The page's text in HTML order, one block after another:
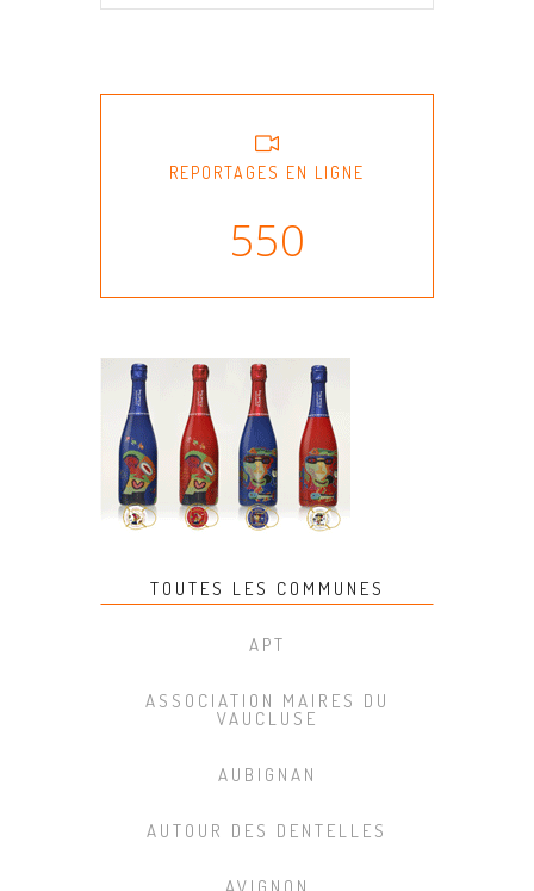
REPORTAGES EN LIGNE
550
TOUTES LES COMMUNES
APT
ASSOCIATION MAIRES DU
VAUCLUSE
AUBIGNAN
AUTOUR DES DENTELLES